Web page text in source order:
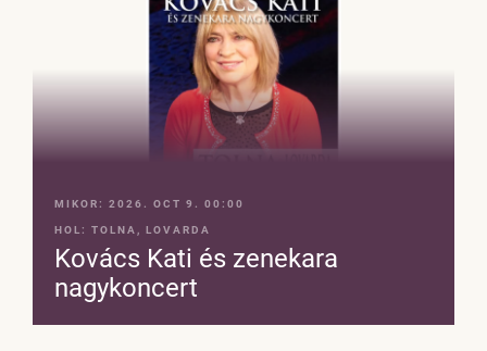
MIKOR: 2026. OCT 9. 00:00
HOL: TOLNA, LOVARDA
Kovács Kati és zenekara
nagykoncert